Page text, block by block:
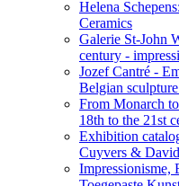
Helena
Ceramics
Galerie St-John
century -
Jozef Cantré -
Belgian
From Monarch
18th to the 21st
Exhibition
Cuyvers &
Impressionisme,